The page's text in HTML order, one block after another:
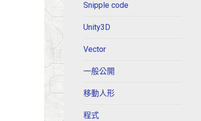
Snipple code
Unity3D
Vector
一般公開
移動人形
程式